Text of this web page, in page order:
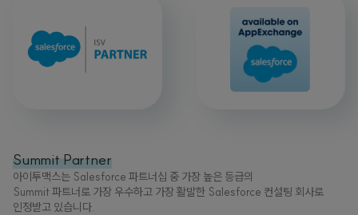
Summit Partner
아이투맥스는 Salesforce 파트너십 중 가장 높은 등급의
Summit 파트너로 가장 우수하고 가장 활발한 Salesforce 컨설팅 회사로
인정받고 있습니다.